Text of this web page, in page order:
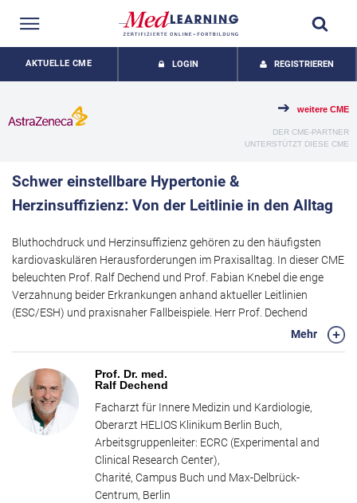
AKTUELLE CME LOGIN REGISTRIEREN
weitere CME
DER CME-PARTNER
UNTERSTÜTZT DIESE CME
Schwer einstellbare Hypertonie &
Herzinsuffizienz: Von der Leitlinie in den Alltag
Bluthochdruck und Herzinsuffizienz gehören zu den häufigsten
kardiovaskulären Herausforderungen im Praxisalltag. In dieser CME
beleuchten Prof. Ralf Dechend und Prof. Fabian Knebel die enge
Verzahnung beider Erkrankungen anhand aktueller Leitlinien
(ESC/ESH) und praxisnaher Fallbeispiele. Herr Prof. Dechend
fokussiert sich im ersten Teil auf die schwer einstellbare Hypertonie
Herzinsuffizienz über das gesamte Spektrum der EF, die
pathophysiologischen Besonderheiten der HFpEF, Diagnostik sowie
evidenzbasierte Therapieoptionen. Der Expertendialog liefert
konkret umsetzbare Handlungsempfehlungen zur
differenzialdiagnostischen Einordnung und sinnvoller
Medikamentenkombinationen, verbindet Theorie und klinische
Praxis und bietet wertvolle Orientierung für die tägliche Versorgung
Mehr
Prof. Dr. med.
Ralf Dechend
Facharzt für Innere Medizin und Kardiologie,
Oberarzt HELIOS Klinikum Berlin Buch,
Arbeitsgruppenleiter: ECRC (Experimental and
Clinical Research Center),
Charité, Campus Buch und Max-Delbrück-
Centrum, Berlin